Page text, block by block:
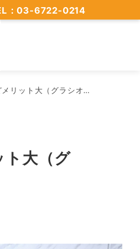
：03-6722-0214
グラシオン佐賀小城店）
ト大（グ